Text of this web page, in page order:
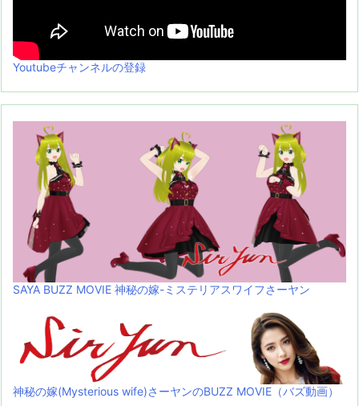
Youtubeチャンネルの登録
SAYA BUZZ MOVIE 神秘の嫁-ミステリアスワイフさーヤン
神秘の嫁(Mysterious wife)さーヤンのBUZZ MOVIE（バズ動画）